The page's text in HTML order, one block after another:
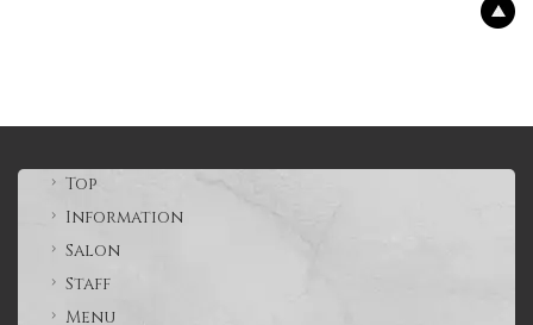
Top
Information
Salon
Staff
Menu